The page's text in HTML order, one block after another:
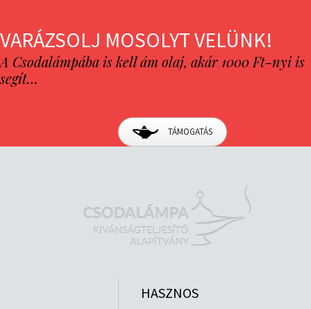
VARÁZSOLJ MOSOLYT VELÜNK!
A Csodalámpába is kell ám olaj, akár 1000 Ft-nyi is
segít…
TÁMOGATÁS
HASZNOS